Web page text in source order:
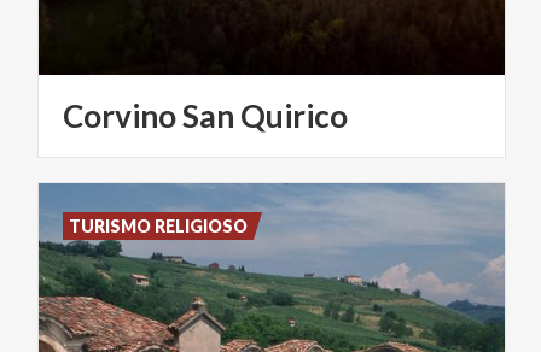
CorvinoSan Quirico
TURISMO RELIGIOSO